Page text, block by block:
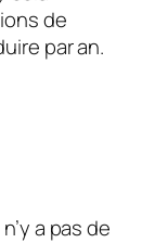
de
par an.
a pas de